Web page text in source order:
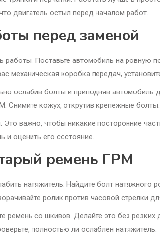
двигатель остыл перед началом работ.
перед заменой
Поставьте автомобиль на ровную
механическая коробка передач,
ослабив болты и приподняв автомобиль
Снимите кожух, открутив крепежные болты.
Это важно, чтобы никакие посторонние
и оценить его состояние.
ремень ГРМ
натяжитель. Найдите болт натяжного
ролик против часовой стрелки
ремень со шкивов. Делайте это без
полностью ли ослаблен натяжитель.